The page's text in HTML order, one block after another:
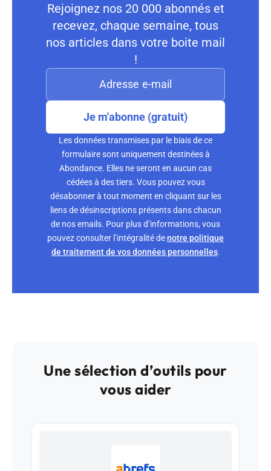
Rejoignez nos 20 000 abonnés et
recevez, chaque semaine, tous
nos articles dans votre boite mail
!
Je m'abonne (gratuit)
Les données transmises par le biais de ce
formulaire sont uniquement destinées à
Abondance. Elles ne seront en aucun cas
cédées à des tiers. Vous pouvez vous
désabonner à tout moment en cliquant sur les
liens de désinscriptions présents dans chacun
de nos emails. Pour plus d’informations, vous
pouvez consulter l’intégralité denotre politique
de traitement de vos données personnelles.
Une sélection d’outils pour
vous aider